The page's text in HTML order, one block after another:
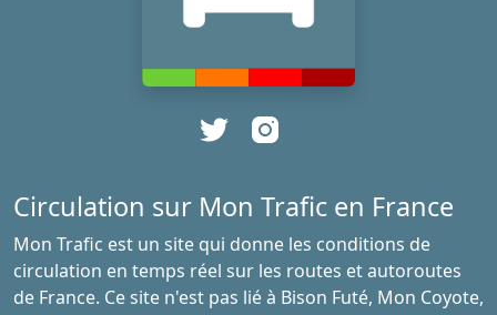
Circulation sur Mon Trafic en France
Mon Trafic est un site qui donne les conditions de
circulation en temps réel sur les routes et autoroutes
de France. Ce site n'est pas lié à Bison Futé, Mon Coyote,